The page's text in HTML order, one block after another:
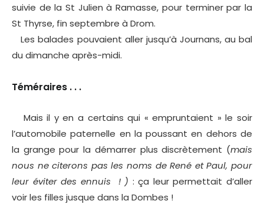
suivie de la St Julien à Ramasse, pour terminer par la
St Thyrse, fin septembre à Drom.
Les balades pouvaient aller jusqu’à Journans, au bal
du dimanche après-midi.
Téméraires . . .
Mais il y en a certains qui « empruntaient » le soir
l’automobile paternelle en la poussant en dehors de
la grange pour la démarrer plus discrètement (mais
nous ne citerons pas les noms de René et Paul, pour
leur éviter des ennuis ! ) : ça leur permettait d’aller
voir les filles jusque dans la Dombes !